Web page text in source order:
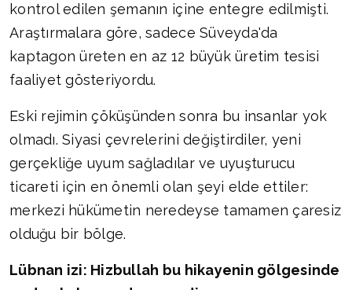
kontrol edilen şemanın içine entegre edilmişti.
Araştırmalara göre, sadece Süveyda'da
kaptagon üreten en az 12 büyük üretim tesisi
faaliyet gösteriyordu.
Eski rejimin çöküşünden sonra bu insanlar yok
olmadı. Siyasi çevrelerini değiştirdiler, yeni
gerçekliğe uyum sağladılar ve uyuşturucu
ticareti için en önemli olan şeyi elde ettiler:
merkezi hükümetin neredeyse tamamen çaresiz
olduğu bir bölge.
Lübnan izi: Hizbullah bu hikayenin gölgesinde